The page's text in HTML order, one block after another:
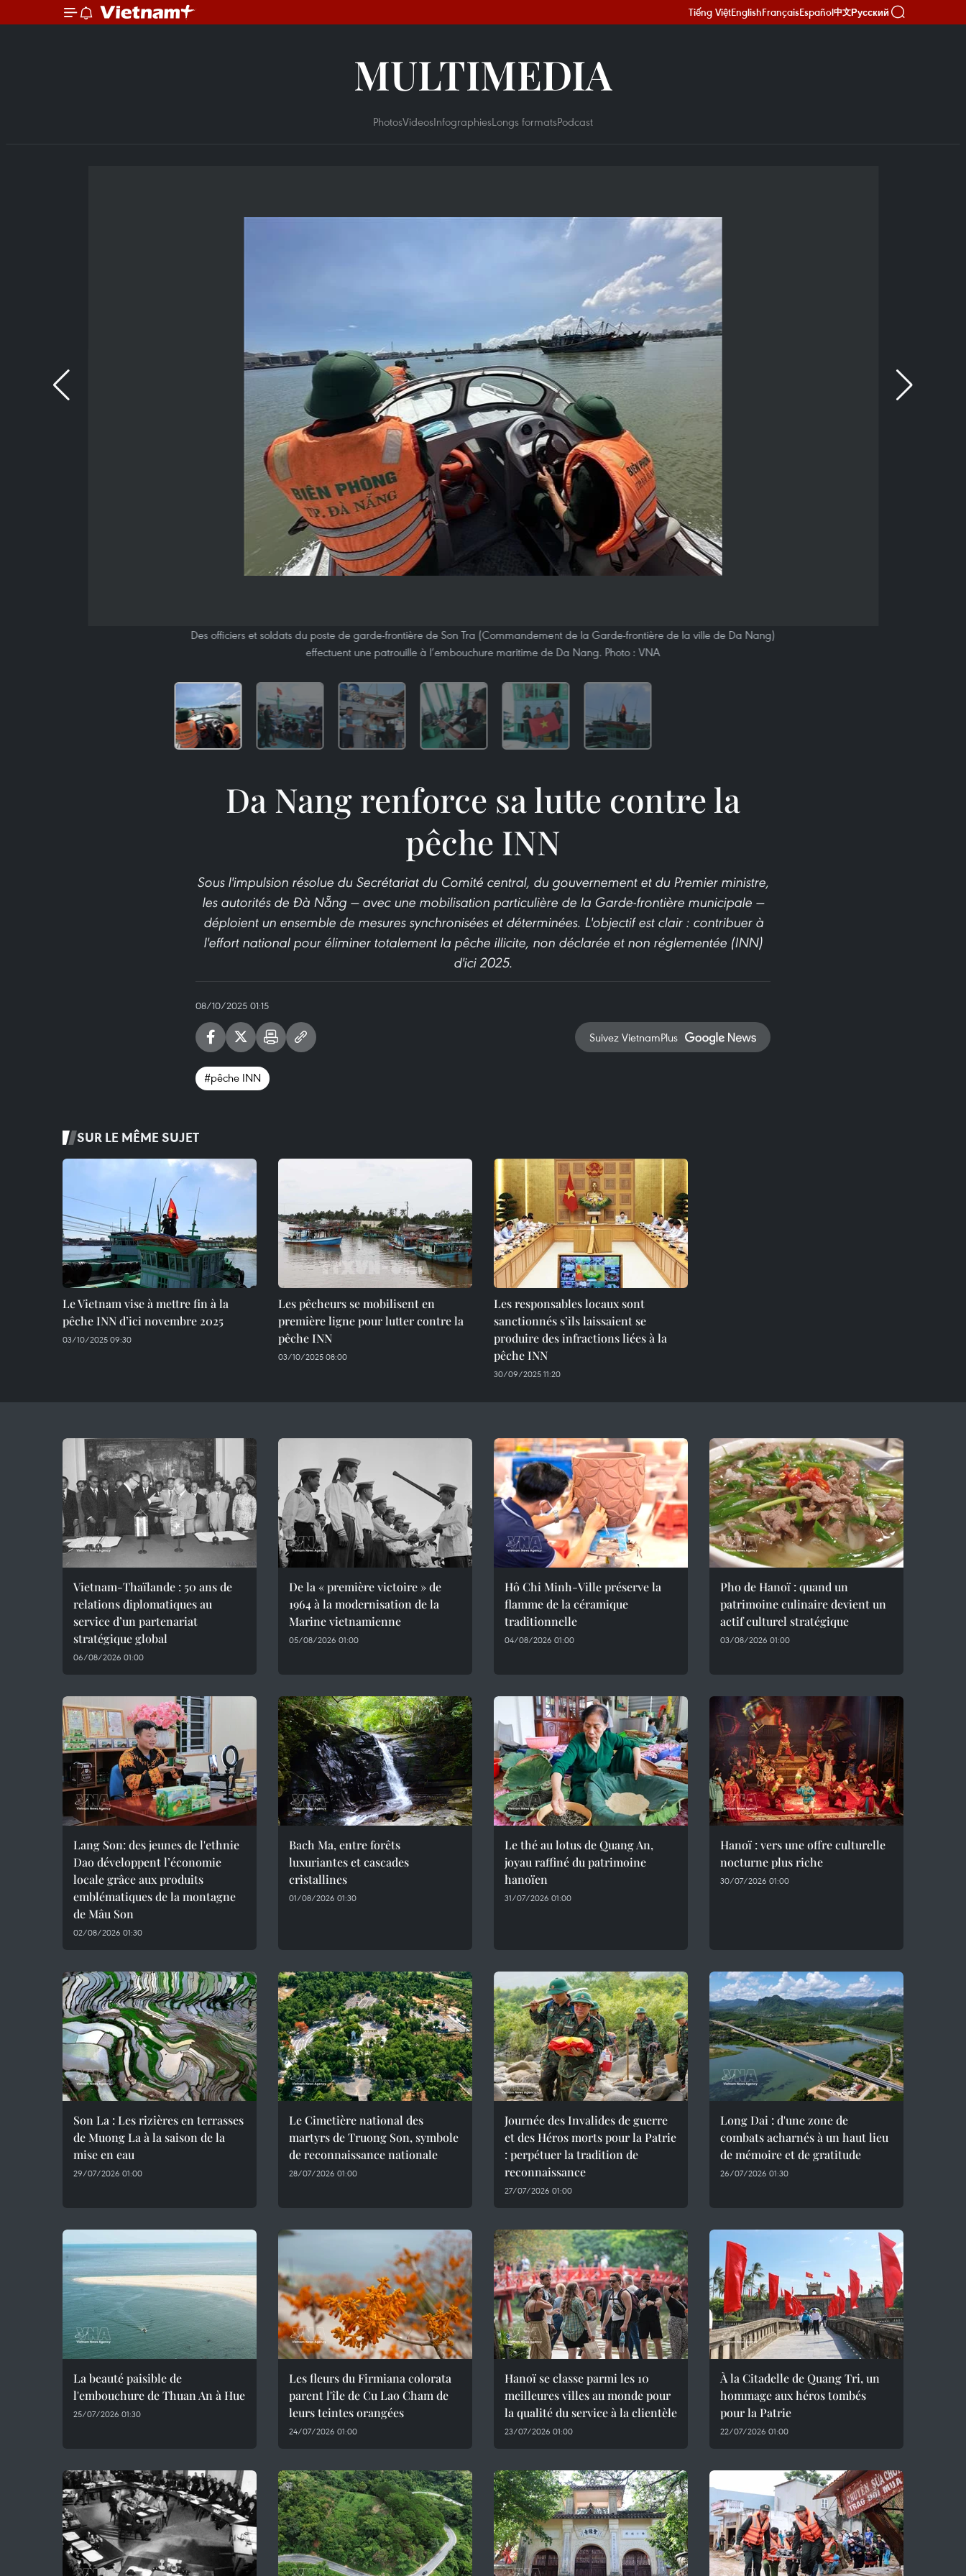
Tiếng ViệtEnglishFrançaisEspañol中文Русский
MULTIMEDIA
PhotosVideosInfographiesLongs formatsPodcast
Des officiers et soldats du poste de garde-frontière de Son Tra (Commandement de la Garde-frontière de la ville de Da Nang)
effectuent une patrouille à l’embouchure maritime de Da Nang. Photo : VNA
Da Nang renforce sa lutte contre la
pêche INN
Sous l'impulsion résolue du Secrétariat du Comité central, du gouvernement et du Premier ministre,
les autorités de Đà Nẵng — avec une mobilisation particulière de la Garde-frontière municipale —
déploient un ensemble de mesures synchronisées et déterminées. L'objectif est clair : contribuer à
l'effort national pour éliminer totalement la pêche illicite, non déclarée et non réglementée (INN)
d'ici 2025.
08/10/2025 01:15
Suivez VietnamPlus
#pêche INN
SUR LE MÊME SUJET
Le Vietnam vise à mettre fin à la
pêche INN d’ici novembre 2025
03/10/2025 09:30
Les pêcheurs se mobilisent en
première ligne pour lutter contre la
pêche INN
03/10/2025 08:00
Les responsables locaux sont
sanctionnés s’ils laissaient se
produire des infractions liées à la
pêche INN
30/09/2025 11:20
Vietnam-Thaïlande : 50 ans de
relations diplomatiques au
service d’un partenariat
stratégique global
06/08/2026 01:00
De la « première victoire » de
1964 à la modernisation de la
Marine vietnamienne
05/08/2026 01:00
Hô Chi Minh-Ville préserve la
flamme de la céramique
traditionnelle
04/08/2026 01:00
Pho de Hanoï : quand un
patrimoine culinaire devient un
actif culturel stratégique
03/08/2026 01:00
Lang Son: des jeunes de l'ethnie
Dao développent l’économie
locale grâce aux produits
emblématiques de la montagne
de Mâu Son
02/08/2026 01:30
Bach Ma, entre forêts
luxuriantes et cascades
cristallines
01/08/2026 01:30
Le thé au lotus de Quang An,
joyau raffiné du patrimoine
hanoïen
31/07/2026 01:00
Hanoï : vers une offre culturelle
nocturne plus riche
30/07/2026 01:00
Son La : Les rizières en terrasses
de Muong La à la saison de la
mise en eau
29/07/2026 01:00
Le Cimetière national des
martyrs de Truong Son, symbole
de reconnaissance nationale
28/07/2026 01:00
Journée des Invalides de guerre
et des Héros morts pour la Patrie
: perpétuer la tradition de
reconnaissance
27/07/2026 01:00
Long Dai : d'une zone de
combats acharnés à un haut lieu
de mémoire et de gratitude
26/07/2026 01:30
La beauté paisible de
l'embouchure de Thuan An à Hue
25/07/2026 01:30
Les fleurs du Firmiana colorata
parent l'île de Cu Lao Cham de
leurs teintes orangées
24/07/2026 01:00
Hanoï se classe parmi les 10
meilleures villes au monde pour
la qualité du service à la clientèle
23/07/2026 01:00
À la Citadelle de Quang Tri, un
hommage aux héros tombés
pour la Patrie
22/07/2026 01:00